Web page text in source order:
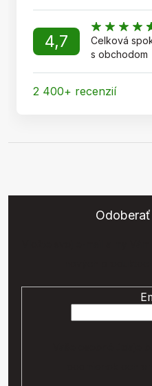
4,7
Celková
s obchodom
2 400+ recenzií